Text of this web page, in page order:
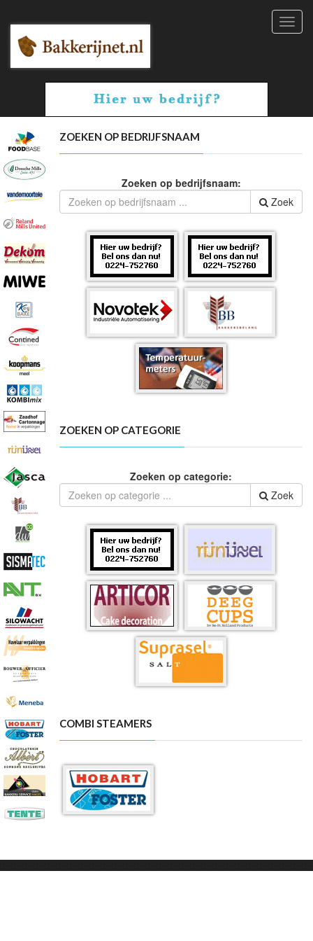
ZOEKEN OP BEDRIJFSNAAM
Zoeken op bedrijfsnaam:
Zoek
ZOEKEN OP CATEGORIE
Zoeken op categorie:
Zoek
COMBI STEAMERS